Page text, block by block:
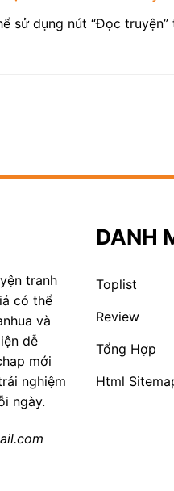
sử dụng nút “Đọc
tranh
có thể
và
dễ
mới
nghiệm
ngày.
DANH
Toplist
Review
Tổng Hợp
Html